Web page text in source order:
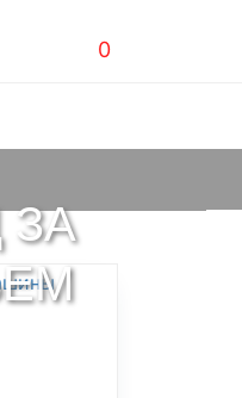
0
ЗА